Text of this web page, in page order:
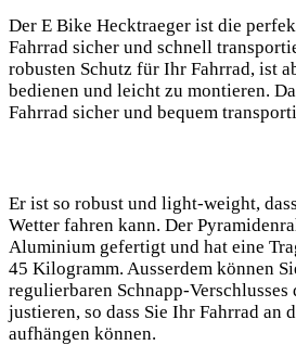
Der E Bike Hecktraeger ist die
Fahrrad sicher und schnell
robusten Schutz für Ihr Fahrrad, ist
bedienen und leicht zu montieren.
Fahrrad sicher und bequem
Er ist so robust und light-weight,
Wetter fahren kann. Der
Aluminium gefertigt und hat eine
45 Kilogramm. Ausserdem können
regulierbaren Schnapp-Verschlusses
justieren, so dass Sie Ihr Fahrrad an
aufhängen können.